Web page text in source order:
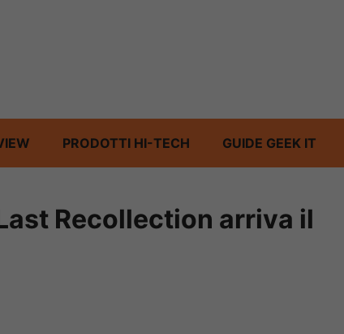
PRODOTTI HI-TECH GUIDE GEEK IT
Recollection arriva il